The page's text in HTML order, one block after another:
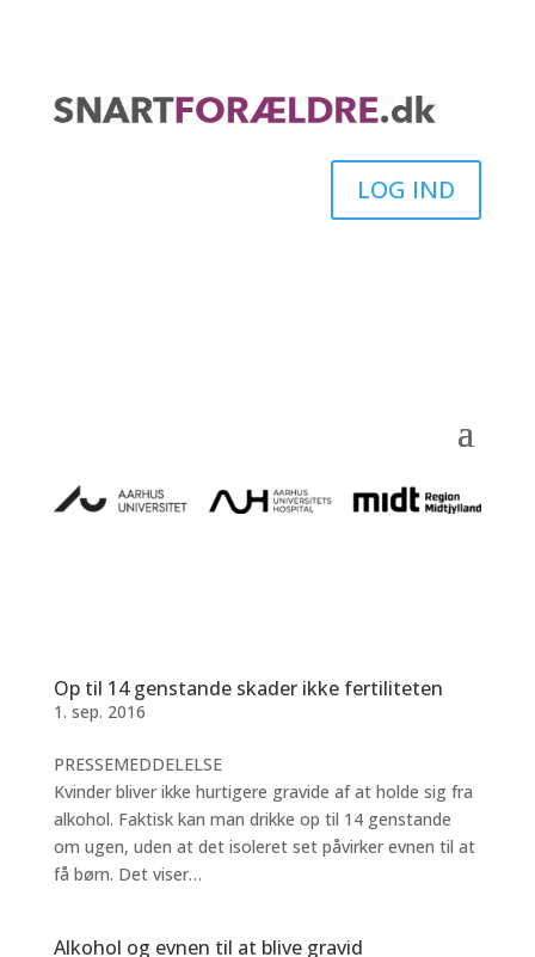
LOG IND
Op til 14 genstande skader ikke fertiliteten
1. sep. 2016
PRESSEMEDDELELSE
Kvinder bliver ikke hurtigere gravide af at holde sig fra
alkohol. Faktisk kan man drikke op til 14 genstande
om ugen, uden at det isoleret set påvirker evnen til at
få børn. Det viser…
Alkohol og evnen til at blive gravid